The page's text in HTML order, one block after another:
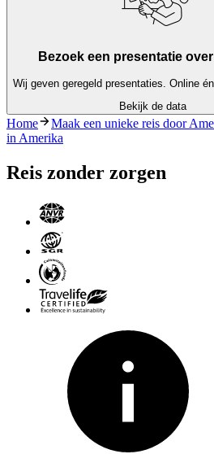
Bezoek een presentatie
Wij geven geregeld presentaties. Online
Bekijk de data
Home Maak een unieke reis door
in Amerika
Reis zonder zorgen